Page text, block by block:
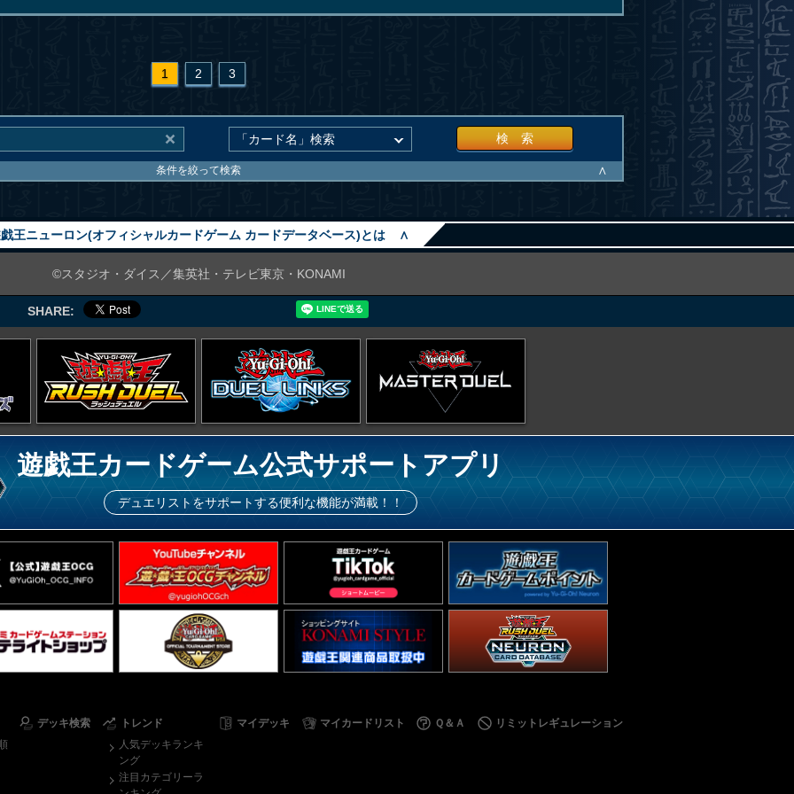
1 2 3
検 索
条件を絞って検索 ∧
王ニューロン(オフィシャルカードゲーム カードデータベース)とは ∧
©スタジオ・ダイス／集英社・テレビ東京・KONAMI
SHARE:
遊戯王カードゲーム公式サポートアプリ
デュエリストをサポートする便利な機能が満載！！
デッキ検索
トレンド
人気デッキランキ
ング
注目カテゴリーラ
マイデッキ マイカードリスト Ｑ＆Ａ リミットレギュレーション